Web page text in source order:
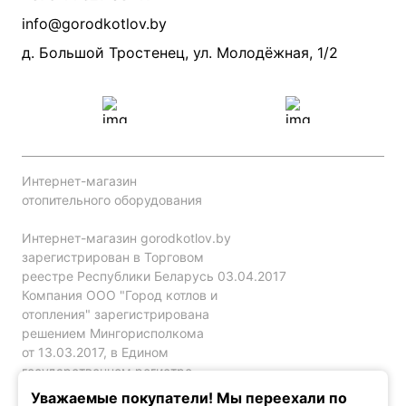
Производители
Прайс по монтажу систем отопления
Проект систем отопления
info@gorodkotlov.by
д. Большой Тростенец, ул. Молодёжная, 1/2
Интернет-магазин
отопительного оборудования
Интернет-магазин gorodkotlov.by
зарегистрирован в Торговом
реестре Республики Беларусь 03.04.2017
Компания ООО "Город котлов и
отопления" зарегистрирована
решением Мингорисполкома
от 13.03.2017, в Едином
государственном регистре
юр. лиц и индивидуальных
Уважаемые покупатели! Мы переехали по